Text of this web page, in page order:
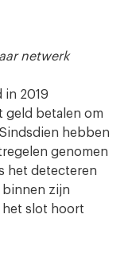
netwerk
in 2019
geld betalen om
hebben
genomen
het detecteren
binnen zijn
het slot hoort